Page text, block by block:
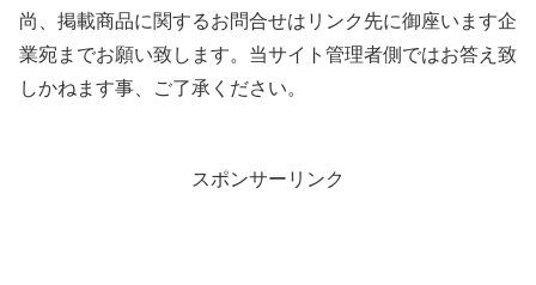
尚、掲載商品に関するお問合せはリンク先に御座います企
業宛までお願い致します。当サイト管理者側ではお答え致
しかねます事、ご了承ください。
スポンサーリンク